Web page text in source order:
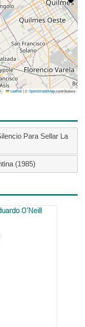
Leaflet |© OpenStreetMapcontributors
Para Sellar La
(1985)
O´Neill